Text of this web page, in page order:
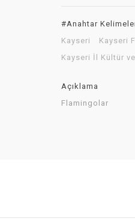
#Anahtar
Kayseri
Kayseri
Kayseri İl Kültür
Açıklama
Flamingolar